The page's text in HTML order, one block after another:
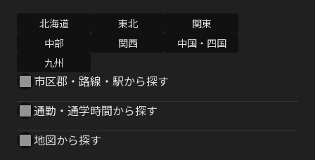
北海道 東北
関東
中部
関西
中国・四国
九州
市区郡・路線・駅から探す
通勤・通学時間から探す
地図から探す